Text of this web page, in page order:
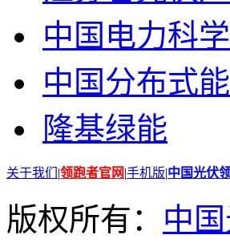
中国电力科
中国分布式
隆基绿能
关于我们 |领跑者官网|手机版|中国光伏
版权所有： 中